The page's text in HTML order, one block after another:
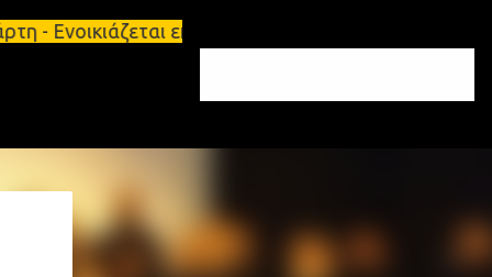
επιπλωμένο διαμέρισμα